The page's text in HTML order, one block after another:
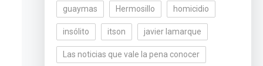
guaymas Hermosillo homicidio
insólito itson javier lamarque
Las noticias que vale la pena conocer